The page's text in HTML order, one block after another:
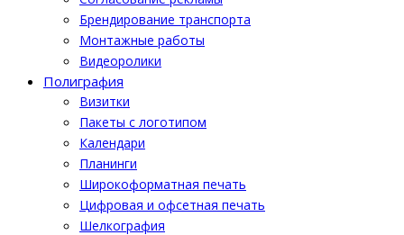
Брендирование транспорта
Монтажные работы
Видеоролики
Полиграфия
Визитки
Пакеты с логотипом
Календари
Планинги
Широкоформатная печать
Цифровая и офсетная печать
Шелкография